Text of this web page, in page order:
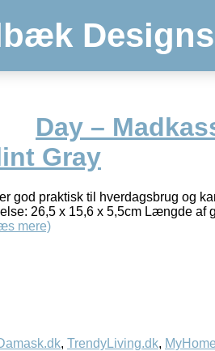
Designs
Day –
Gray
god praktisk til hverdagsbrug og
26,5 x 15,6 x 5,5cm Længde af
mere)
, TrendyLiving.dk,